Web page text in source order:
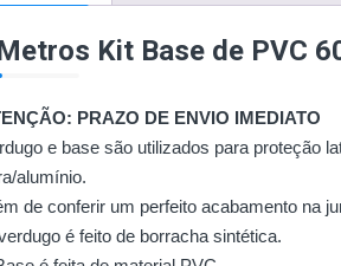
Kit Base de PVC
PRAZO DE ENVIO IMEDIATO
e base são utilizados para proteção
alumínio.
de conferir um perfeito acabamento na
é feito de borracha sintética.